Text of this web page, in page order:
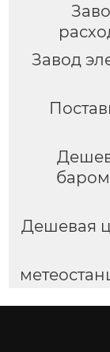
Завод
Дешевая